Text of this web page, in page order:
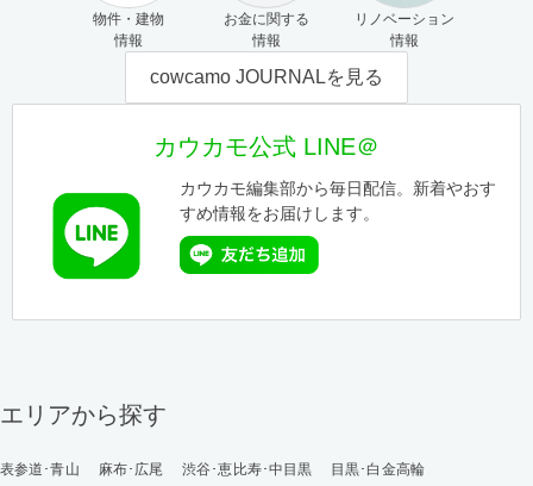
物件・建物
情報
お金に関する
情報
リノベーション
情報
cowcamo JOURNALを見る
カウカモ公式 LINE＠
カウカモ編集部から毎日配信。新着やおす
すめ情報をお届けします。
エリアから探す
表参道･青山 麻布･広尾 渋谷･恵比寿･中目黒
目黒･白金高輪